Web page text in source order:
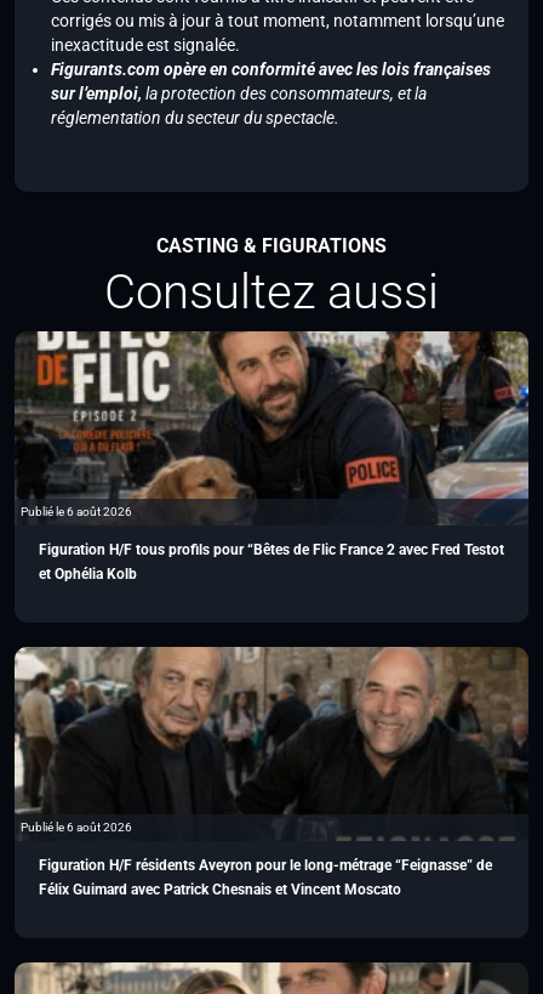
corrigés ou mis à jour à tout moment, notamment lorsqu’une
inexactitude est signalée.
Figurants.com opère en conformité avec les lois françaises
sur l’emploi, la protection des consommateurs, et la
réglementation du secteur du spectacle.
CASTING & FIGURATIONS
Consultez aussi
Publié le 6 août 2026
Figuration H/F tous profils pour “Bêtes de Flic France 2 avec Fred Testot
et Ophélia Kolb
Publié le 6 août 2026
Figuration H/F résidents Aveyron pour le long-métrage “Feignasse” de
Félix Guimard avec Patrick Chesnais et Vincent Moscato